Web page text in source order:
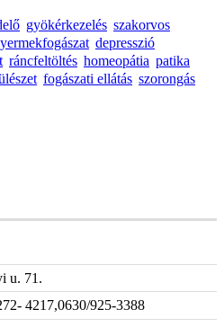
gyökérkezelés szakorvos
depresszió
ráncfeltöltés homeopátia patika
fogászati ellátás szorongás
u. 71.
4217,0630/925-3388